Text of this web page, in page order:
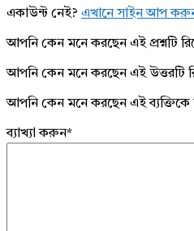
একাউন্ট নেই? এখানে সাইন আপ
আপনি কেন মনে করছেন এই প্রশ্নটি
আপনি কেন মনে করছেন এই উত্তরটি
আপনি কেন মনে করছেন এই ব্যক্তিকে
ব্যাখ্যা করুন*